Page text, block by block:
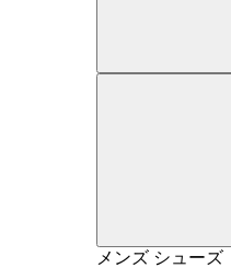
メンズ シューズ